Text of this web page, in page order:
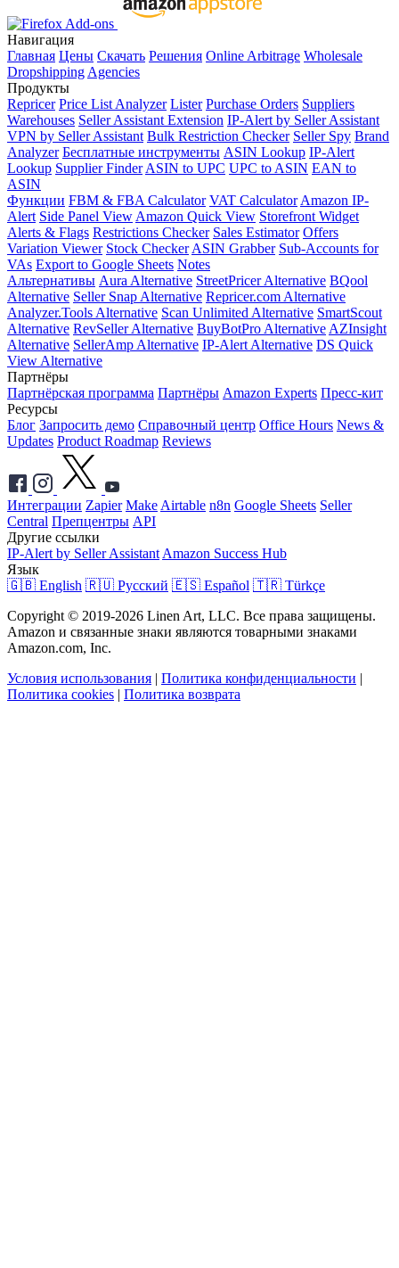
Навигация
Главная Цены Скачать Решения Online Arbitrage Wholesale
Dropshipping Agencies
Продукты
Repricer Price List Analyzer Lister Purchase Orders Suppliers
Warehouses Seller Assistant Extension IP-Alert by Seller Assistant
VPN by Seller Assistant Bulk Restriction Checker Seller Spy Brand
Analyzer Бесплатные инструменты ASIN Lookup IP-Alert
Lookup Supplier Finder ASIN to UPC UPC to ASIN EAN to
ASIN
Функции FBM & FBA Calculator VAT Calculator Amazon IP-
Alert Side Panel View Amazon Quick View Storefront Widget
Alerts & Flags Restrictions Checker Sales Estimator Offers
Variation Viewer Stock Checker ASIN Grabber Sub-Accounts for
VAs Export to Google Sheets Notes
Альтернативы Aura Alternative StreetPricer Alternative BQool
Alternative Seller Snap Alternative Repricer.com Alternative
Analyzer.Tools Alternative Scan Unlimited Alternative SmartScout
Alternative RevSeller Alternative BuyBotPro Alternative AZInsight
Alternative SellerAmp Alternative IP-Alert Alternative DS Quick
View Alternative
Партнёры
Партнёрская программа Партнёры Amazon Experts Пресс-кит
Ресурсы
Блог Запросить демо Справочный центр Office Hours News &
Updates Product Roadmap Reviews
Интеграции Zapier Make Airtable n8n Google Sheets Seller
Central Препцентры API
Другие ссылки
IP-Alert by Seller Assistant Amazon Success Hub
Язык
🇬🇧 English 🇷🇺 Русский 🇪🇸 Español 🇹🇷 Türkçe
Copyright © 2019-2026 Linen Art, LLC. Все права защищены.
Amazon и связанные знаки являются товарными знаками
Amazon.com, Inc.
Условия использования | Политика конфиденциальности |
Политика cookies | Политика возврата